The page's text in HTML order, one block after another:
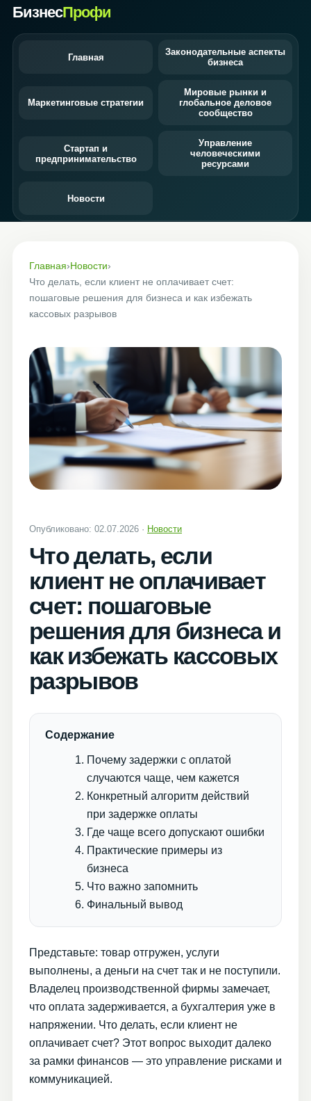
БизнесПрофи
Главная
Законодательные аспекты
бизнеса
Маркетинговые стратегии
Мировые рынки и
глобальное деловое
сообщество
Стартап и
предпринимательство
Управление
человеческими
ресурсами
Новости
Главная›Новости›
Что делать, если клиент не оплачивает счет:
пошаговые решения для бизнеса и как избежать
кассовых разрывов
Опубликовано: 02.07.2026 · Новости
Что делать, если
клиент не оплачивает
счет: пошаговые
решения для бизнеса и
как избежать кассовых
разрывов
Содержание
Почему задержки с оплатой
случаются чаще, чем кажется
Конкретный алгоритм действий
при задержке оплаты
Где чаще всего допускают ошибки
Практические примеры из
бизнеса
Что важно запомнить
Финальный вывод
Представьте: товар отгружен, услуги
выполнены, а деньги на счет так и не поступили.
Владелец производственной фирмы замечает,
что оплата задерживается, а бухгалтерия уже в
напряжении. Что делать, если клиент не
оплачивает счет? Этот вопрос выходит далеко
за рамки финансов — это управление рисками и
коммуникацией.